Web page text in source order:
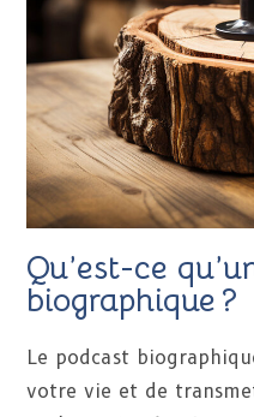
Qu’est-ce
biographique ?
Le podcast
votre vie et de